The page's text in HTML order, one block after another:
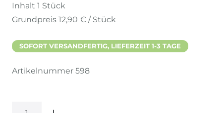
Inhalt 1 Stück
Grundpreis 12,90 € / Stück
SOFORT VERSANDFERTIG, LIEFERZEIT 1-3 TAGE
Artikelnummer 598